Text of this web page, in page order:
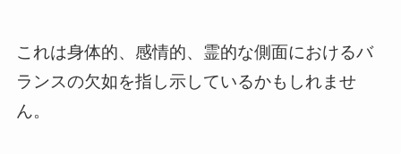
これは身体的、感情的、霊的な側面におけるバ
ランスの欠如を指し示しているかもしれませ
ん。